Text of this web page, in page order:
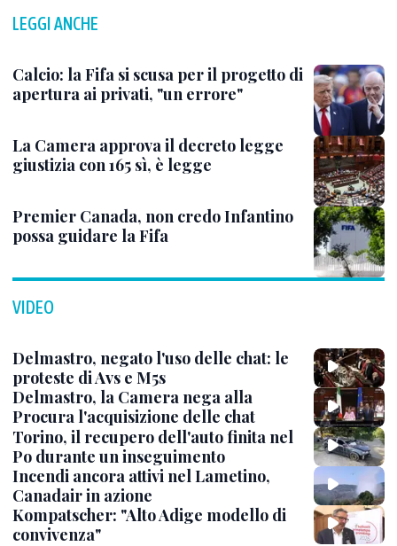
LEGGI ANCHE
Calcio: la Fifa si scusa per il progetto di
apertura ai privati, "un errore"
La Camera approva il decreto legge
giustizia con 165 sì, è legge
Premier Canada, non credo Infantino
possa guidare la Fifa
VIDEO
Delmastro, negato l'uso delle chat: le
proteste di Avs e M5s
Delmastro, la Camera nega alla
Procura l'acquisizione delle chat
Torino, il recupero dell'auto finita nel
Po durante un inseguimento
Incendi ancora attivi nel Lametino,
Canadair in azione
Kompatscher: "Alto Adige modello di
convivenza"